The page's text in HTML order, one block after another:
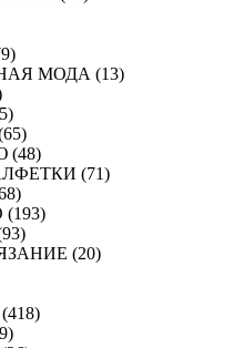
МОДА (13)
(71)
(20)